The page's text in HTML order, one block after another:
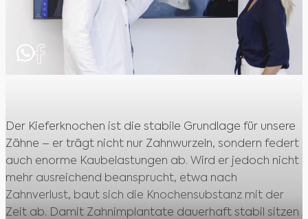
Der Kieferknochen ist die stabile Grundlage für unsere
Zähne – er trägt nicht nur Zahnwurzeln, sondern federt
auch enorme Kaubelastungen ab. Wird er jedoch nicht
mehr ausreichend beansprucht, etwa nach
Zahnverlust, baut sich die Knochensubstanz mit der
Zeit ab. Damit Zahnimplantate dauerhaft stabil sitzen